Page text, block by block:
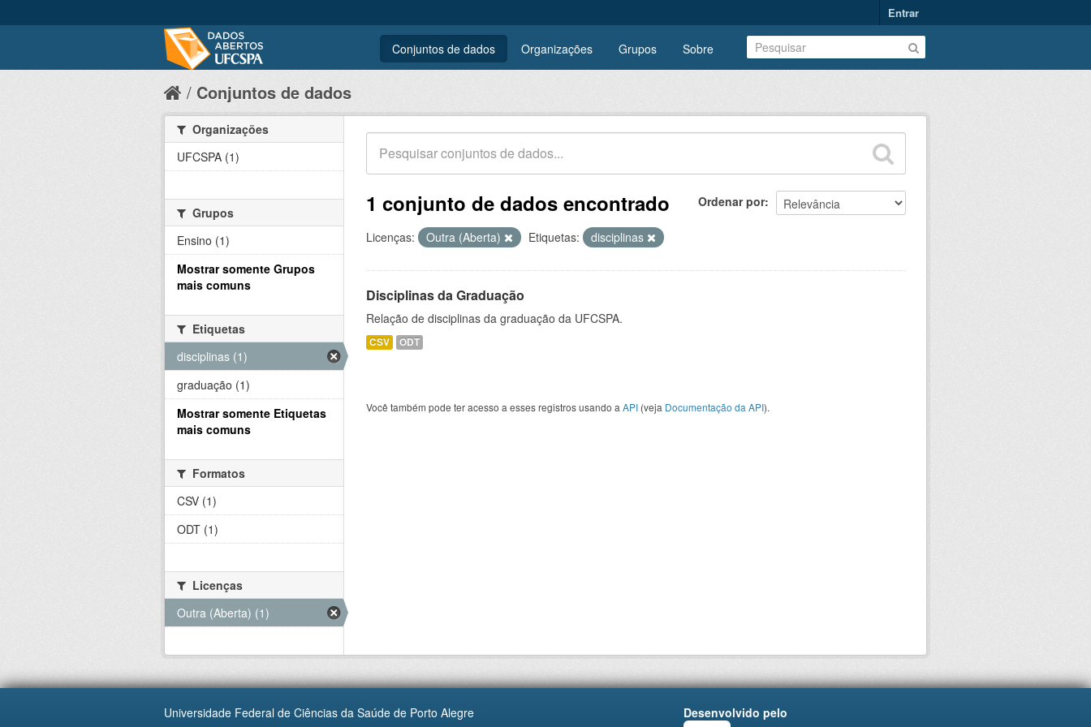
Entrar
Conjuntos de dados Organizações Grupos Sobre
Conjuntos de dados
Ordenar por
1 conjunto de dados encontrado
Licenças: Outra (Aberta) Etiquetas: disciplinas
Disciplinas da Graduação
Relação de disciplinas da graduação da UFCSPA.
CSV ODT
Você também pode ter acesso a esses registros usando a API (veja Documentação da API).
Organizações
UFCSPA (1)
Grupos
Ensino (1)
Mostrar somente Grupos
mais comuns
Etiquetas
disciplinas (1)
graduação (1)
Mostrar somente Etiquetas
mais comuns
Formatos
CSV (1)
ODT (1)
Licenças
Outra (Aberta) (1)
Universidade Federal de Ciências da Saúde de Porto Alegre
Desenvolvido pelo